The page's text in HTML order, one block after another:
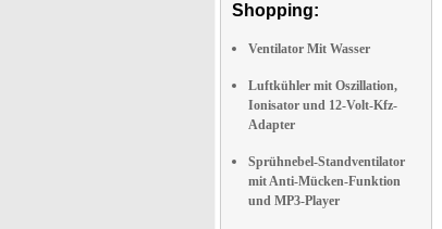
Shopping:
Ventilator Mit Wasser
Luftkühler mit Oszillation,
Ionisator und 12-Volt-Kfz-
Adapter
Sprühnebel-Standventilator
mit Anti-Mücken-Funktion
und MP3-Player